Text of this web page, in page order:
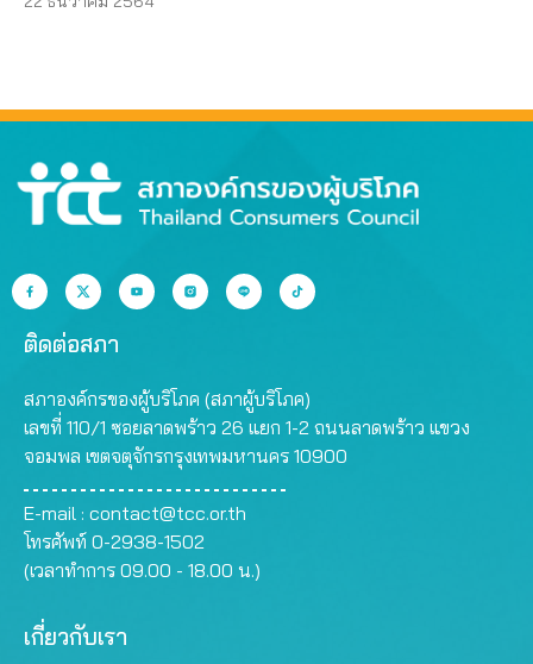
ติดต่อสภา
สภาองค์กรของผู้บริโภค (สภาผู้บริโภค)
เลขที่ 110/1 ซอยลาดพร้าว 26 แยก 1-2 ถนนลาดพร้าว แขวง
จอมพล เขตจตุจักรกรุงเทพมหานคร 10900
E-mail : contact@tcc.or.th
โทรศัพท์ 0-2938-1502
(เวลาทำการ 09.00 - 18.00 น.)
เกี่ยวกับเรา